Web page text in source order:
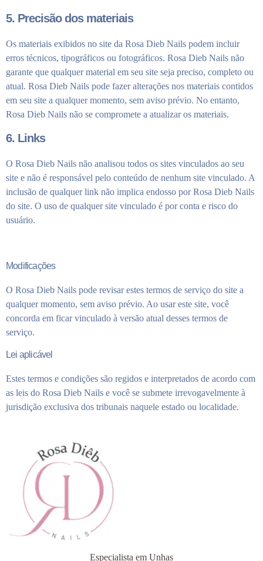
5. Precisão dos materiais
Os materiais exibidos no site da Rosa Dieb Nails podem incluir
erros técnicos, tipográficos ou fotográficos. Rosa Dieb Nails não
garante que qualquer material em seu site seja preciso, completo ou
atual. Rosa Dieb Nails pode fazer alterações nos materiais contidos
em seu site a qualquer momento, sem aviso prévio. No entanto,
Rosa Dieb Nails não se compromete a atualizar os materiais.
6. Links
O Rosa Dieb Nails não analisou todos os sites vinculados ao seu
site e não é responsável pelo conteúdo de nenhum site vinculado. A
inclusão de qualquer link não implica endosso por Rosa Dieb Nails
do site. O uso de qualquer site vinculado é por conta e risco do
usuário.
Modificações
O Rosa Dieb Nails pode revisar estes termos de serviço do site a
qualquer momento, sem aviso prévio. Ao usar este site, você
concorda em ficar vinculado à versão atual desses termos de
serviço.
Lei aplicável
Estes termos e condições são regidos e interpretados de acordo com
as leis do Rosa Dieb Nails e você se submete irrevogavelmente à
jurisdição exclusiva dos tribunais naquele estado ou localidade.
Especialista em Unhas